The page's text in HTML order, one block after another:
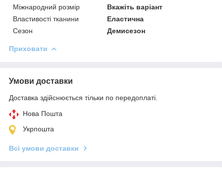
Міжнародний розмір
Вкажіть варіант
Властивості тканини
Еластична
Сезон
Демисезон
Приховати
Умови доставки
Доставка здійснюється тільки по передоплаті.
Нова Пошта
Укрпошта
Всі умови доставки